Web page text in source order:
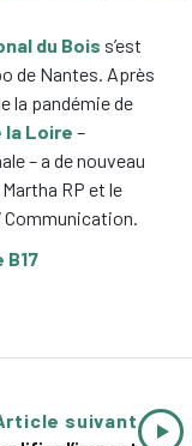
du Bois s’est
de Nantes. Après
la pandémie de
la Loire –
– a de nouveau
RP et le
suivant